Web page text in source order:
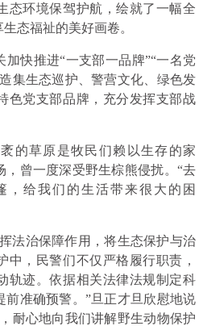
态环境保驾护航，绘就了一幅全
态福祉的美好画卷。
快推进“一支部一品牌”“一名党
集生态巡护、警营文化、绿色发
色党支部品牌，充分发挥支部战
的草原是牧民们赖以生存的家
，曾一度深受野生棕熊侵扰。“去
，给我们的生活带来很大的困
法治保障作用，将生态保护与治
中，民警们不仅严格履行职责，
轨迹。依据相关法律法规制定科
前准确预警。”旦正才旦欣慰地说
耐心地向我们讲解野生动物保护